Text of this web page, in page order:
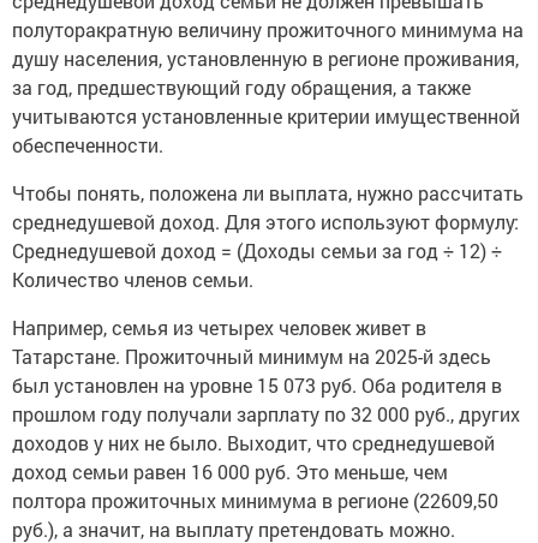
полуторакратную величину прожиточного минимума на
душу населения, установленную в регионе проживания,
за год, предшествующий году обращения, а также
учитываются установленные критерии имущественной
обеспеченности.
Чтобы понять, положена ли выплата, нужно рассчитать
среднедушевой доход. Для этого используют формулу:
Среднедушевой доход = (Доходы семьи за год ÷ 12) ÷
Количество членов семьи.
Например, семья из четырех человек живет в
Татарстане. Прожиточный минимум на 2025-й здесь
был установлен на уровне 15 073 руб. Оба родителя в
прошлом году получали зарплату по 32 000 руб., других
доходов у них не было. Выходит, что среднедушевой
доход семьи равен 16 000 руб. Это меньше, чем
полтора прожиточных минимума в регионе (22609,50
руб.), а значит, на выплату претендовать можно.